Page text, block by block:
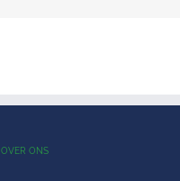
OVER ONS